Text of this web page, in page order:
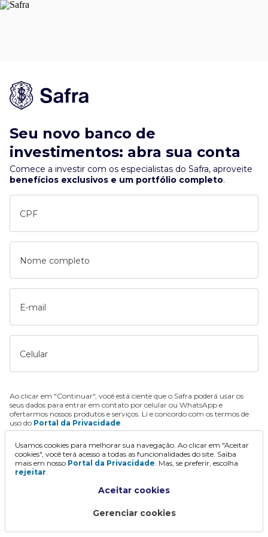
Seu novo banco de
investimentos: abra sua conta
Comece a investir com os especialistas do Safra, aproveite
benefícios exclusivos e um portfólio completo.
CPF
Nome completo
E-mail
Celular
Ao clicar em "Continuar", você está ciente que o Safra poderá usar os
seus dados para entrar em contato por celular ou WhatsApp e
ofertarmos nossos produtos e serviços. Li e concordo com os termos de
uso do Portal da Privacidade.
Continuar
Usamos cookies para melhorar sua navegação. Ao clicar em "Aceitar
cookies", você terá acesso a todas as funcionalidades do site. Saiba
mais em nosso Portal da Privacidade. Mas, se preferir, escolha
rejeitar.
Aceitar cookies
Gerenciar cookies